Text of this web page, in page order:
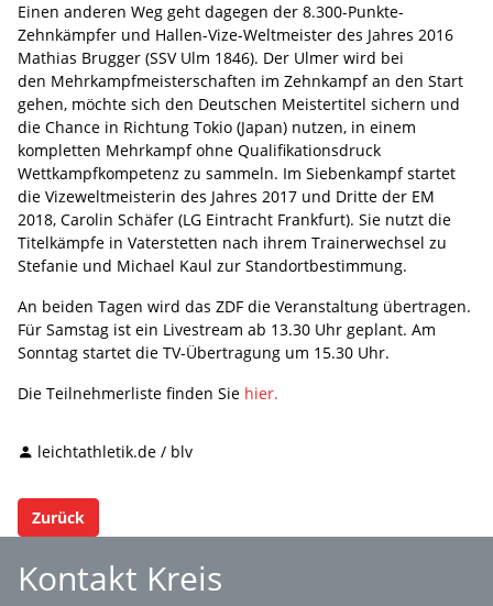
Einen anderen Weg geht dagegen der 8.300-Punkte-
Zehnkämpfer und Hallen-Vize-Weltmeister des Jahres 2016
Mathias Brugger (SSV Ulm 1846). Der Ulmer wird bei
den Mehrkampfmeisterschaften im Zehnkampf an den Start
gehen, möchte sich den Deutschen Meistertitel sichern und
die Chance in Richtung Tokio (Japan) nutzen, in einem
kompletten Mehrkampf ohne Qualifikationsdruck
Wettkampfkompetenz zu sammeln. Im Siebenkampf startet
die Vizeweltmeisterin des Jahres 2017 und Dritte der EM
2018, Carolin Schäfer (LG Eintracht Frankfurt). Sie nutzt die
Titelkämpfe in Vaterstetten nach ihrem Trainerwechsel zu
Stefanie und Michael Kaul zur Standortbestimmung.
An beiden Tagen wird das ZDF die Veranstaltung übertragen.
Für Samstag ist ein Livestream ab 13.30 Uhr geplant. Am
Sonntag startet die TV-Übertragung um 15.30 Uhr.
Die Teilnehmerliste finden Sie hier.
leichtathletik.de / blv
Zurück
Kontakt Kreis